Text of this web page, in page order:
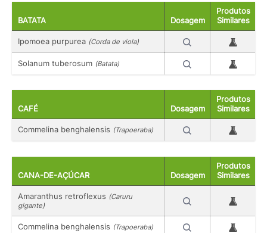
BATATA Dosagem
Produtos
Similares
Ipomoea purpurea (Corda de viola)
Solanum tuberosum (Batata)
CAFÉ Dosagem
Produtos
Similares
Commelina benghalensis (Trapoeraba)
CANA-DE-AÇÚCAR Dosagem
Produtos
Similares
Amaranthus retroflexus (Caruru
gigante)
Commelina benghalensis (Trapoeraba)